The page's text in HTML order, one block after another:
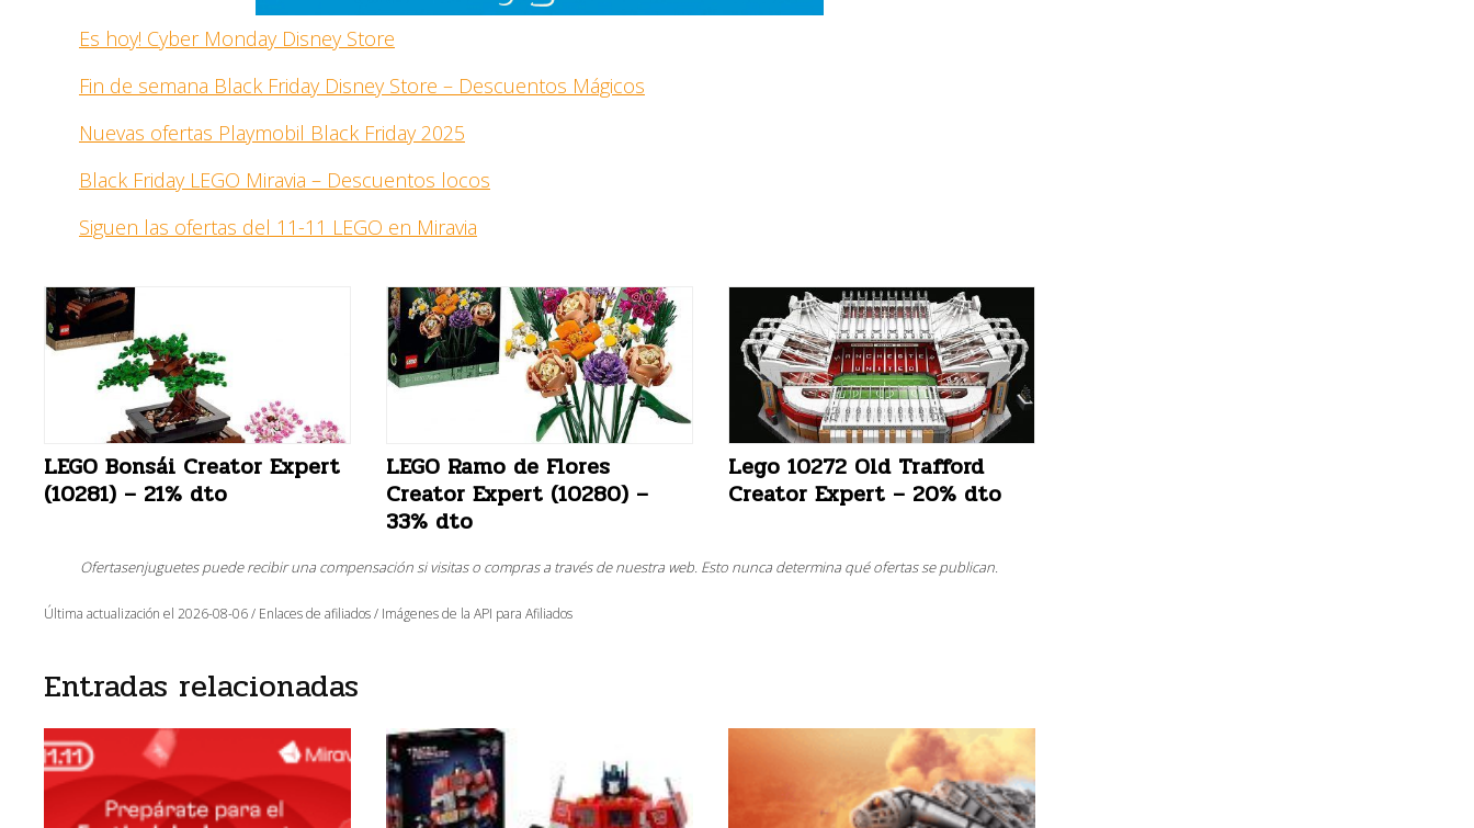
Es hoy! Cyber Monday Disney Store
Fin de semana Black Friday Disney Store – Descuentos Mágicos
Nuevas ofertas Playmobil Black Friday 2025
Black Friday LEGO Miravia – Descuentos locos
Siguen las ofertas del 11-11 LEGO en Miravia
LEGO Bonsái Creator Expert
(10281) – 21% dto
LEGO Ramo de Flores
Creator Expert (10280) –
33% dto
Lego 10272 Old Trafford
Creator Expert – 20% dto
Ofertasenjuguetes puede recibir una compensación si visitas o compras a través de nuestra web. Esto nunca determina qué ofertas se publican.
Última actualización el 2026-08-06 / Enlaces de afiliados / Imágenes de la API para Afiliados
Entradas relacionadas